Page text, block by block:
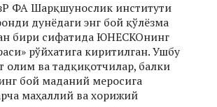
ФА Шарқшунослик институти
дунёдаги энг бой қўлёзма
бири сифатида ЮНЕСКОнинг
рўйхатига киритилган. Ушбу
олим ва тадқиқотчилар, балки
бой маданий меросига
маҳаллий ва хорижий